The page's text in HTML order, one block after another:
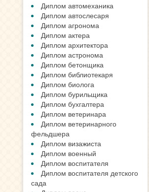
Диплом автомеханика
Диплом автослесаря
Диплом агронома
Диплом актера
Диплом архитектора
Диплом астронома
Диплом бетонщика
Диплом библиотекаря
Диплом биолога
Диплом бурильщика
Диплом бухгалтера
Диплом ветеринара
Диплом ветеринарного
фельдшера
Диплом визажиста
Диплом военный
Диплом воспитателя
Диплом воспитателя детского
сада